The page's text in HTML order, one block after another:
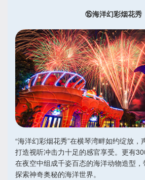
⑮海洋幻彩烟花秀
“海洋幻彩烟花秀”在横琴湾畔如约绽放
打造视听冲击力十足的感官享受。更有
在夜空中组成千姿百态的海洋动物造型，
探索神奇奥秘的海洋世界。